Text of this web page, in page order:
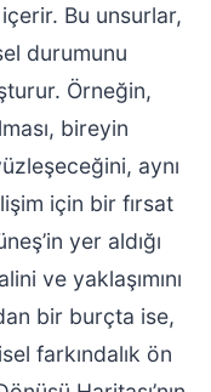
Bu unsurlar,
durumunu
Örneğin,
bireyin
aynı
için bir fırsat
yer aldığı
ve yaklaşımını
bir burçta ise,
farkındalık ön